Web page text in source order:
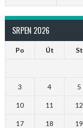
SRPEN 2026
Po Út St
3 4 5
10 11 12
17 18 19